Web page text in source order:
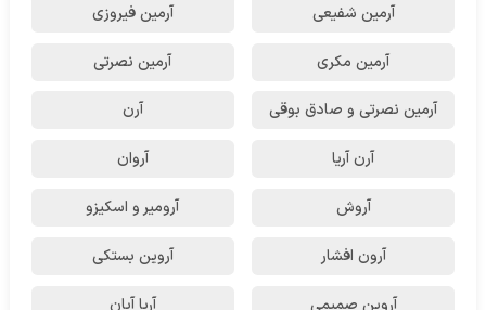
آرمین شفیعی آرمین فیروزی
آرمین مکری آرمین نصرتی
آرمین نصرتی و صادق بوقی آرن
آرن آریا آروان
آروش آرومیر و اسکیزو
آرون افشار آروین بستکی
آروین صمیمی آریا آبان